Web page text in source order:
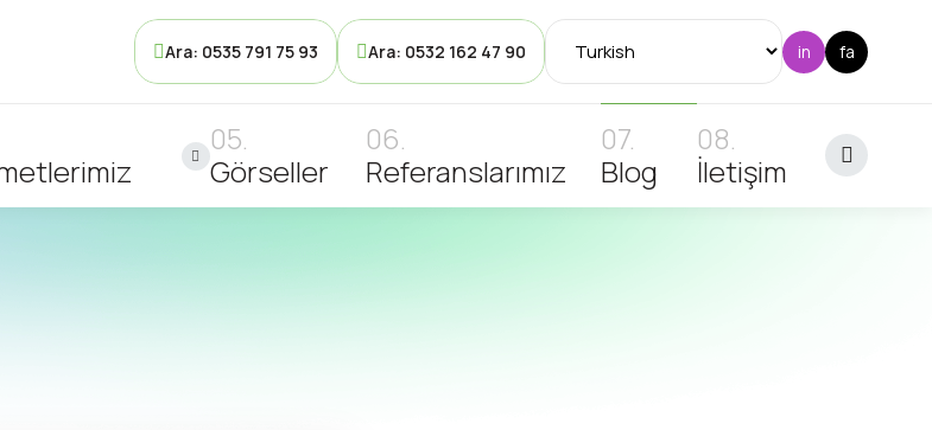
Ara: 0535 791 75 93 Ara: 0532 162 47 90
Görseller Referanslarımız Blog İletişim